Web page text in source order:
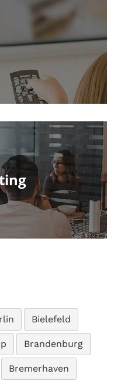
Bielefeld
Brandenburg
Bremerhaven